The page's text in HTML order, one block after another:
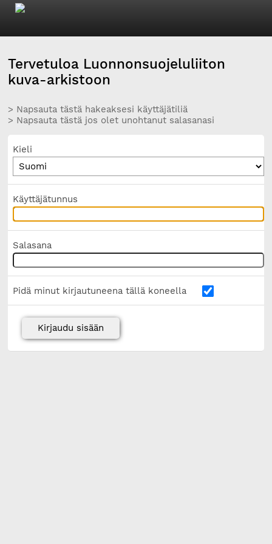
Tervetuloa Luonnonsuojeluliiton
kuva-arkistoon
> Napsauta tästä hakeaksesi käyttäjätiliä
> Napsauta tästä jos olet unohtanut salasanasi
Kieli
Käyttäjätunnus
Salasana
Pidä minut kirjautuneena tällä koneella